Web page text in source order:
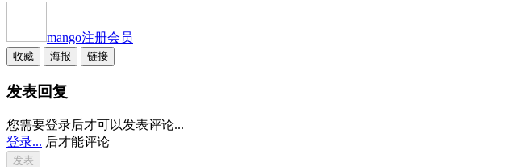
mango注册会员
收藏 海报 链接
发表回复
您需要登录后才可以发表评论...
登录... 后才能评论